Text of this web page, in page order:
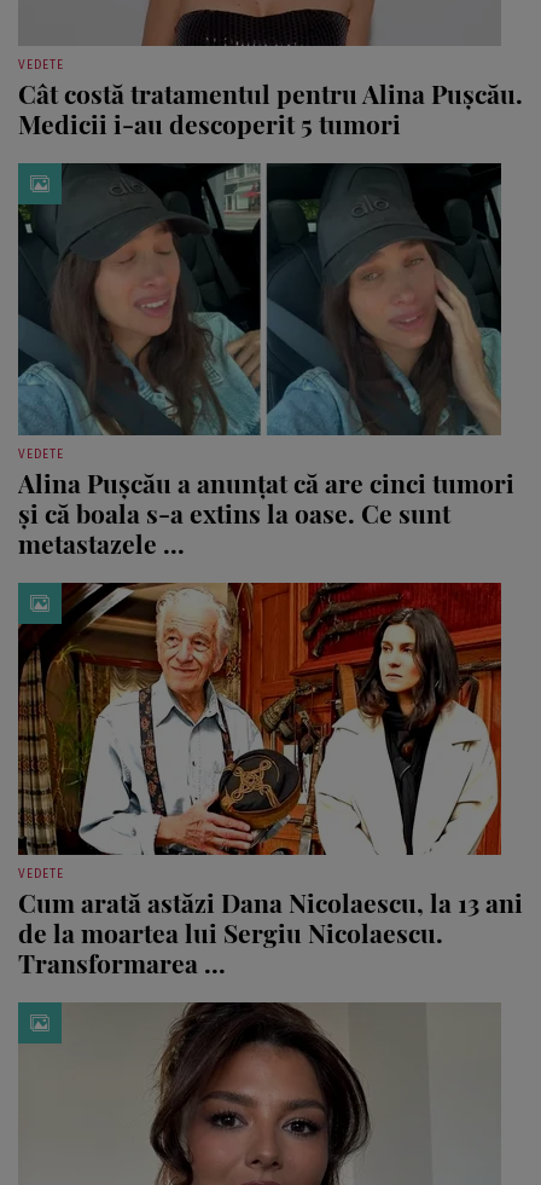
VEDETE
Cât costă tratamentul pentru Alina Pușcău.
Medicii i-au descoperit 5 tumori
VEDETE
Alina Pușcău a anunțat că are cinci tumori
și că boala s-a extins la oase. Ce sunt
metastazele ...
VEDETE
Cum arată astăzi Dana Nicolaescu, la 13 ani
de la moartea lui Sergiu Nicolaescu.
Transformarea ...